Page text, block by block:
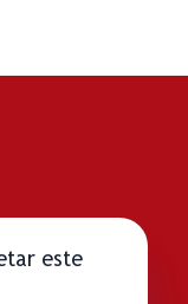
este